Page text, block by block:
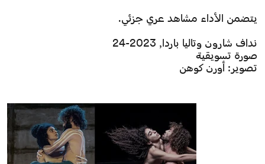
يتضمن الأداء مشاهد عري جزئي.
نداف شارون وتاليا باردا, 2023-24
صورة تسويقية
تصوير: أورن كوهن